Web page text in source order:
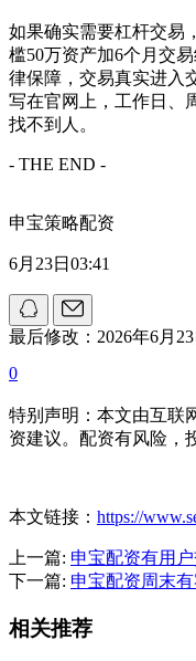
如果确实需要杠杆交易
槛50万资产加6个月交
律保障，交易真实进入
写在官网上，工作日、
找不到人。
- THE END -
申宝策略配资
6月23日03:41
最后修改：2026年6月23
0
特别声明：本文由互联
资建议。配资有风险，
本文链接： https://
上一篇: 申宝配资有用
下一篇: 申宝配资周末
相关推荐